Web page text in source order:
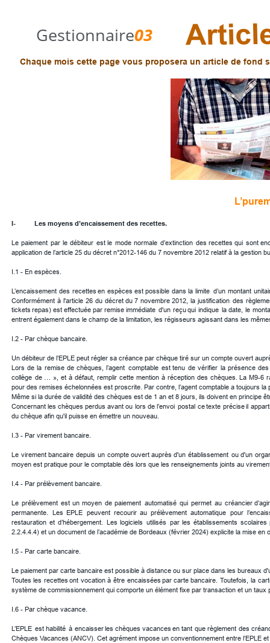
Gestionnaire03
Chaque mois cette page vous proposera un article de
I- Les moyens d’encaissement des recettes.
Le paiement par le débiteur est le mode normale d’extinction des recettes qui sont
application de l’article 25 du décret n°2012-146 du 7 novembre 2012 relatif à la
I.1 - En espèces.
L’encaissement des recettes en espèces est possible dans la limite d’un montant
Conformément à l'article 26 du décret du 7 novembre 2012, la justification des
tickets repas) est effectuée par remise immédiate d'un reçuqui indique la date, le
entrent également dans le champ de la limitation, les régisseurs agissant dans les
I.2 - Par chèque bancaire.
Un débiteur de l’EPLE peut régler sa créance par chèque tiré sur un compte ouvert
Lors de la remise de chèques, l’agent comptable est tenu de vérifier la présence des
collège de … », et à défaut, remplir cette mention à réception des chèques. La M9-6
pour des remises échelonnées est proscrite. Par contre, l’agent comptable a toujours la
Même si la durée de validité des chèques est de 1 an et 8 jours, ils doivent en principe
Concernant les chèques perdus avant ou lors de l’envoi postal ce texte préciseil
du chèque afin qu'il puisse en émettre un nouveau.
I.3 - Par virement bancaire.
Le virement bancaire depuis un compte ouvert auprès d'un établissement ou d'un
moyen est pratique pour le comptable dès lors que les renseignements joints au
I.4 - Par prélèvement bancaire.
Le prélèvement est un moyen de paiement automatisé qui permet au créancier d’agir
permanente. Les EPLE peuvent recourir au prélèvement automatique pour
restauration et d’hébergement. Les logiciels utilisés par les établissements scolaires
2.2.4.4.4) et un document de l’académie de Bordeaux (février 2024) explicite la mise
I.5 - Par carte bancaire.
Le paiement par carte bancaire est possible à distance ou sur place dans les bureaux
Toutes les recettes ont vocation à être encaissées par carte bancaire. Toutefois, la
système de commissionnement qui comporte un élément fixe par transaction et un
I.6 - Par chèque vacance.
L’EPLE est habilité à encaisserles chèques vacances en tant que règlement des
Chèques Vacances (ANCV). Cet agrément impose un conventionnement entre l’EPLE